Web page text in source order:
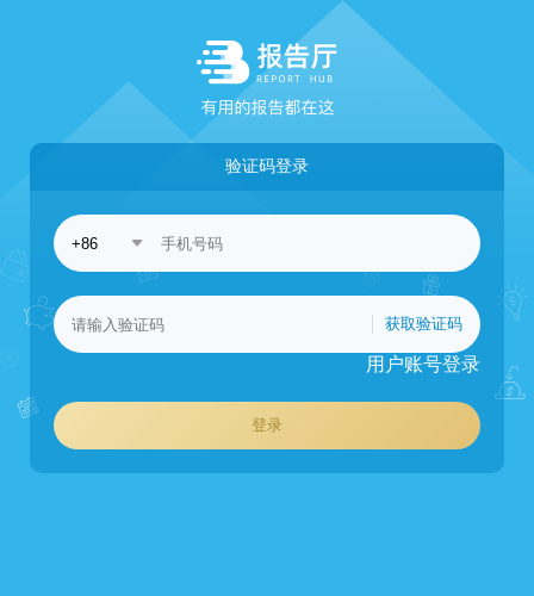
验证码登录
获取验证码
用户账号登录
登录